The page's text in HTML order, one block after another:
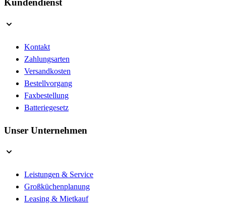
Kundendienst
Kontakt
Zahlungsarten
Versandkosten
Bestellvorgang
Faxbestellung
Batteriegesetz
Unser Unternehmen
Leistungen & Service
Großküchenplanung
Leasing & Mietkauf